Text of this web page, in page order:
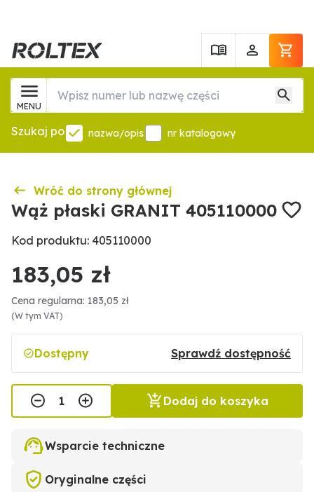
MENU
Szukaj po nazwa/opis nr katalogowy
Wróć do strony głównej
Wąż płaski GRANIT 405110000
Kod produktu: 405110000
183,05 zł
Cena regularna: 183,05 zł
(W tym VAT)
Dostępny Sprawdź dostępność
Dodaj do koszyka
Wsparcie techniczne
Oryginalne części